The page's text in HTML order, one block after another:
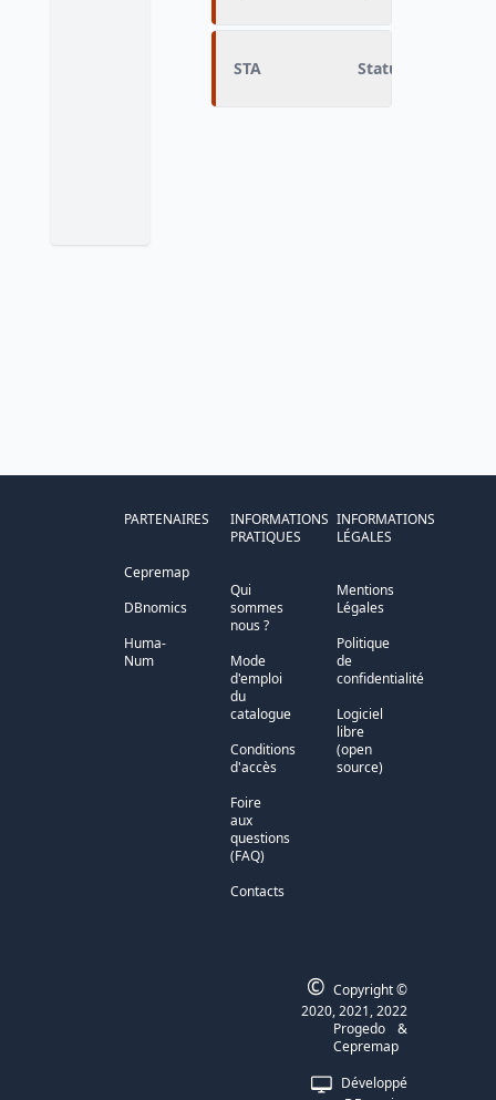
STA Statut du dernier
PARTENAIRES
Cepremap
DBnomics
Huma-
Num
INFORMATIONS
PRATIQUES
Qui
sommes
nous ?
Mode
d'emploi
du
catalogue
Conditions
d'accès
Foire
aux
questions
(FAQ)
Contacts
INFORMATIONS
LÉGALES
Mentions
Légales
Politique
de
confidentialité
Logiciel
libre
(open
source)
Développé
© Copyright ©
2020, 2021, 2022
Progedo
&
Cepremap